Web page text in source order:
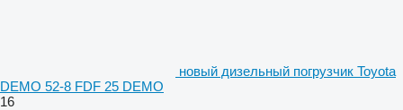
новый дизельный погрузчик Toyota
DEMO 52-8 FDF 25 DEMO
16